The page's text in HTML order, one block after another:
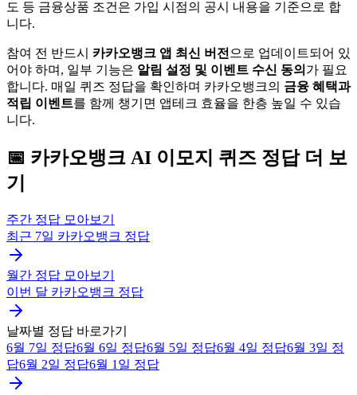
도 등 금융상품 조건은 가입 시점의 공시 내용을 기준으로 합
니다.
참여 전 반드시 카카오뱅크 앱 최신 버전 으로 업데이트되어 있
어야 하며, 일부 기능은 알림 설정 및 이벤트 수신 동의 가 필요
합니다. 매일 퀴즈 정답을 확인하며 카카오뱅크의 금융 혜택과
적립 이벤트를 함께 챙기면 앱테크 효율을 한층 높일 수 있습
니다.
📅 카카오뱅크 AI 이모지 퀴즈 정답 더 보
기
주간 정답 모아보기
최근 7일 카카오뱅크 정답
월간 정답 모아보기
이번 달 카카오뱅크 정답
날짜별 정답 바로가기
6월 7일 정답6월 6일 정답6월 5일 정답6월 4일 정답6월 3일 정
답6월 2일 정답6월 1일 정답